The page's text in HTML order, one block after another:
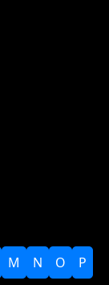
M N O P